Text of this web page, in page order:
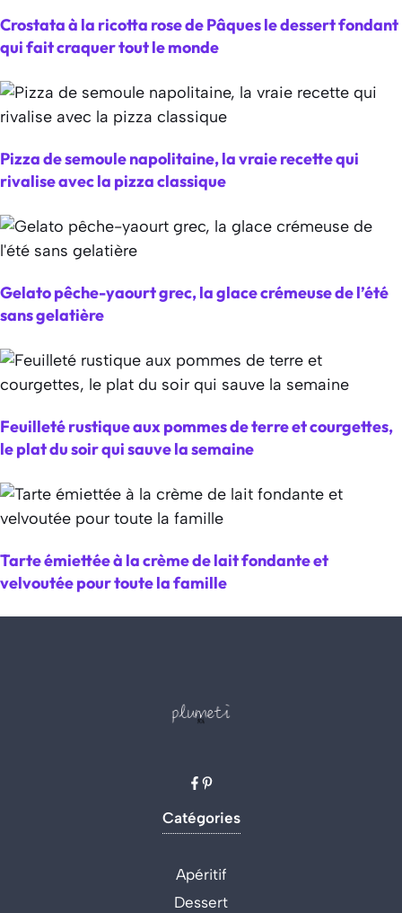
Crostata à la ricotta rose de Pâques le dessert fondant
qui fait craquer tout le monde
Pizza de semoule napolitaine, la vraie recette qui
rivalise avec la pizza classique
Gelato pêche-yaourt grec, la glace crémeuse de l’été
sans gelatière
Feuilleté rustique aux pommes de terre et courgettes,
le plat du soir qui sauve la semaine
Tarte émiettée à la crème de lait fondante et
velvoutée pour toute la famille
Catégories
Apéritif
Dessert